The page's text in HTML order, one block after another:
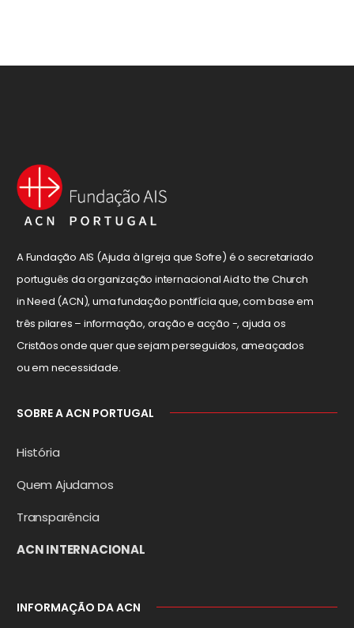
A Fundação AIS (Ajuda à Igreja que Sofre) é o secretariado
português da organização internacional Aid to the Church
in Need (ACN), uma fundação pontifícia que, com base em
três pilares – informação, oração e acção -, ajuda os
Cristãos onde quer que sejam perseguidos, ameaçados
ou em necessidade.
SOBRE A ACN PORTUGAL
História
Quem Ajudamos
Transparência
ACN INTERNACIONAL
INFORMAÇÃO DA ACN